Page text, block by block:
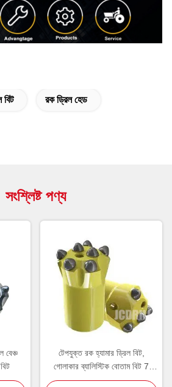
বিট রক ড্রিল হেড
সংশ্লিষ্ট পণ্য
বেঞ্চ
টেপযুক্ত রক হ্যামার ড্রিল বিট,
গোলাকার ব্যালিস্টিক বোতাম বিট 7
ডিগ্রী